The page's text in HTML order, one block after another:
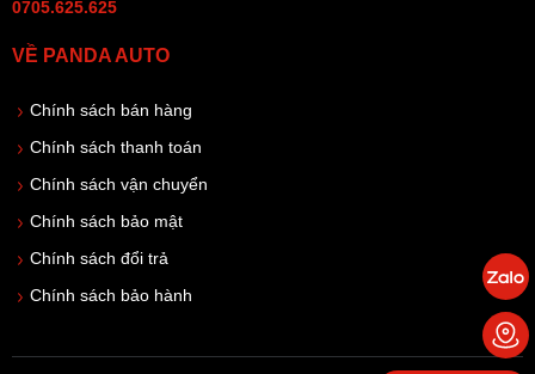
0705.625.625
VỀ PANDA AUTO
Chính sách bán hàng
Chính sách thanh toán
Chính sách vận chuyển
Chính sách bảo mật
Chính sách đổi trả
Chính sách bảo hành